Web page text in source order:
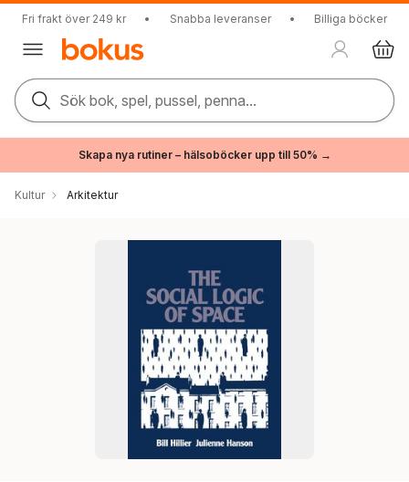
Fri frakt över 249 kr • Snabba leveranser • Billiga böcker
Sök bok, spel, pussel, penna...
Skapa nya rutiner – hälsoböcker upp till 50% →
Kultur Arkitektur